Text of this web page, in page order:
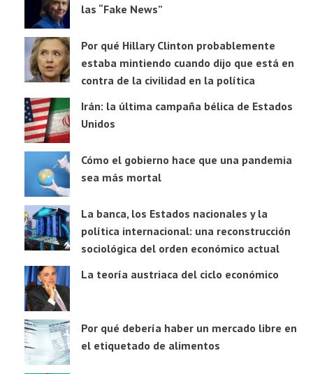
las “Fake News”
Por qué Hillary Clinton probablemente
estaba mintiendo cuando dijo que está en
contra de la civilidad en la política
Irán: la última campaña bélica de Estados
Unidos
Cómo el gobierno hace que una pandemia
sea más mortal
La banca, los Estados nacionales y la
política internacional: una reconstrucción
sociológica del orden económico actual
La teoría austriaca del ciclo económico
Por qué debería haber un mercado libre en
el etiquetado de alimentos